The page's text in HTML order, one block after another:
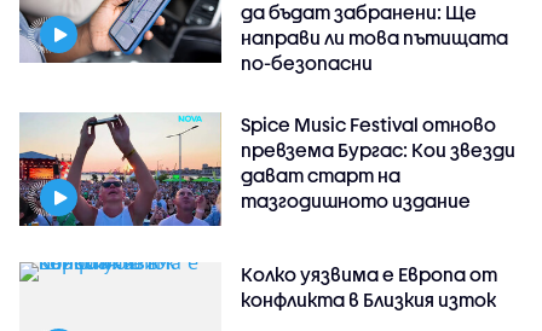
да бъдат забранени: Ще
направи ли това пътищата
по-безопасни
Spice Music Festival отново
превзема Бургас: Кои звезди
дават старт на
тазгодишното издание
Колко уязвима е Европа от
конфликта в Близкия изток